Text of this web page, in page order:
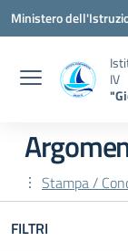
Vai ai contenuti
Vai al menu di
Vai al footer
Ministero
IV
Stampa /
FILTRI